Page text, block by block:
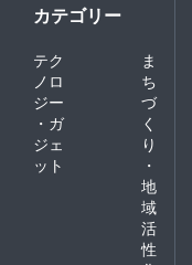
カテゴリー
テク
ノロ
ジー
・ガ
ジェ
ット
ま
ち
づ
く
り
・
地
域
活
性